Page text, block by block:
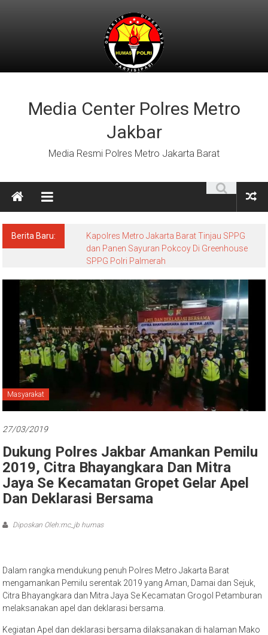
Media Center Polres Metro
Jakbar
Media Resmi Polres Metro Jakarta Barat
Berita Baru:
Kapolres Metro Jakarta Barat Tinjau SPPG
dan Panen Sayuran Pokcoy Di Greenhouse
SPPG Polri Palmerah
Masyarakat
27/03/2019
Dukung Polres Jakbar Amankan Pemilu
2019, Citra Bhayangkara Dan Mitra
Jaya Se Kecamatan Gropet Gelar Apel
Dan Deklarasi Bersama
Diposkan Oleh:mc_jb humas
Dalam rangka mendukung penuh Polres Metro Jakarta Barat
mengamankan Pemilu serentak 2019 yang Aman, Damai dan Sejuk,
Citra Bhayangkara dan Mitra Jaya Se Kecamatan Grogol Petamburan
melaksanakan apel dan deklarasi bersama.
Kegiatan Apel dan deklarasi bersama dilaksanakan di halaman Mako